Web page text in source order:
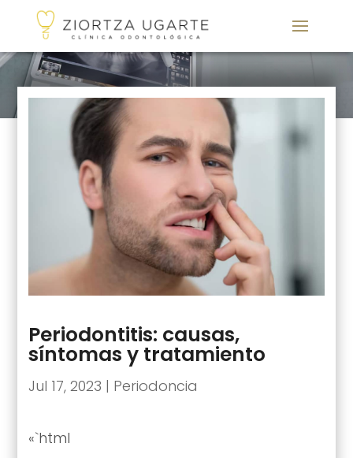
Periodontitis: causas,
síntomas y tratamiento
Jul 17, 2023 | Periodoncia
«`html